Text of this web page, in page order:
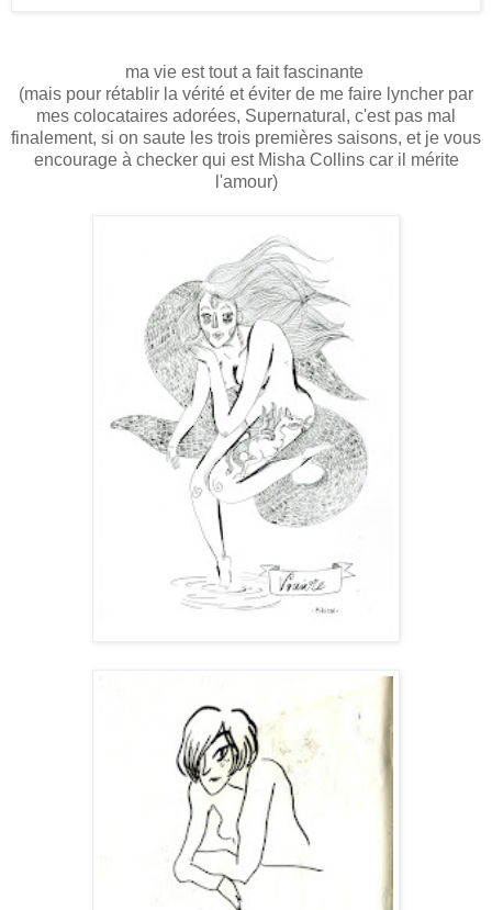
ma vie est tout a fait fascinante
(mais pour rétablir la vérité et éviter de me faire lyncher par
mes colocataires adorées, Supernatural, c'est pas mal
finalement, si on saute les trois premières saisons, et je vous
encourage à checker qui est Misha Collins car il mérite
l'amour)